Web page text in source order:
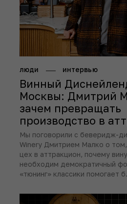
люди интервью
Винный
Москвы: Дмитрий
зачем превращать
производство в
Мы поговорили с беверидж-
Winery Дмитрием Малко о
цех в аттракцион, почему
необходим демократичный
«тюнинг» классики помогает